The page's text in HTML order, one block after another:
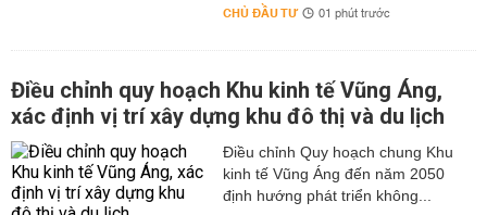
CHỦ ĐẦU TƯ 01 phút trước
Điều chỉnh quy hoạch Khu kinh tế Vũng Áng,
xác định vị trí xây dựng khu đô thị và du lịch
Điều chỉnh Quy hoạch chung Khu
kinh tế Vũng Áng đến năm 2050
định hướng phát triển không...